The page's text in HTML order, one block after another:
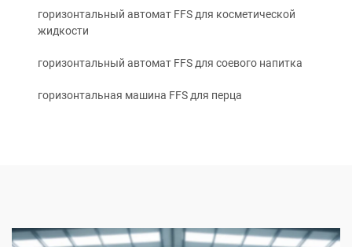
горизонтальный автомат FFS для косметической
жидкости
горизонтальный автомат FFS для соевого напитка
горизонтальная машина FFS для перца